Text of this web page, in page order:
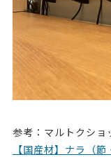
参考：マルトクショ
【国産材】ナラ（節